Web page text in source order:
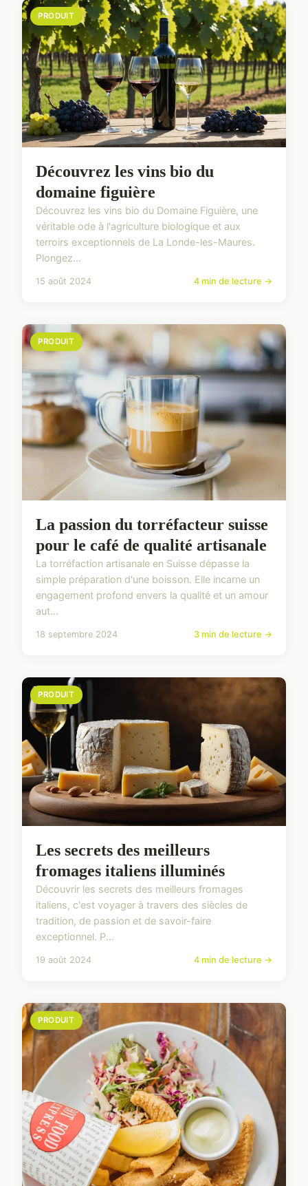
PRODUIT
Découvrez les vins bio du
domaine figuière
Découvrez les vins bio du Domaine Figuière, une
véritable ode à l'agriculture biologique et aux
terroirs exceptionnels de La Londe-les-Maures.
Plongez...
15 août 2024 4 min de lecture →
PRODUIT
La passion du torréfacteur suisse
pour le café de qualité artisanale
La torréfaction artisanale en Suisse dépasse la
simple préparation d'une boisson. Elle incarne un
engagement profond envers la qualité et un amour
aut...
18 septembre 2024 3 min de lecture →
PRODUIT
Les secrets des meilleurs
fromages italiens illuminés
Découvrir les secrets des meilleurs fromages
italiens, c'est voyager à travers des siècles de
tradition, de passion et de savoir-faire
exceptionnel. P...
19 août 2024 4 min de lecture →
PRODUIT